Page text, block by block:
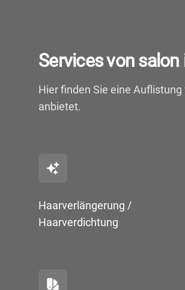
Services von salon
Hier finden Sie eine
anbietet.
Haarverlängerung /
Haarverdichtung